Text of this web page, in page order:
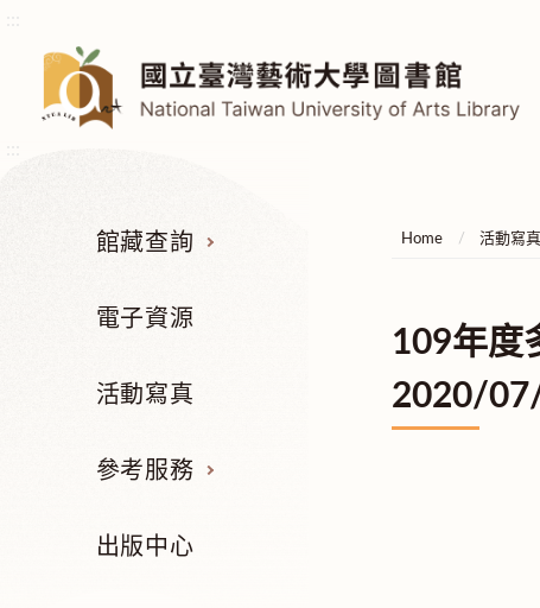
館藏查詢
電子資源
活動寫真
參考服務
出版中心
Home 活動寫真
109年度
2020/